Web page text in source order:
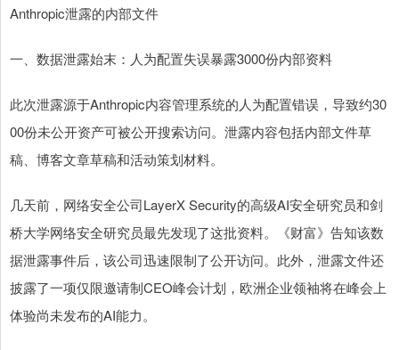
Anthropic泄露的内部文件
一、数据泄露始末：人为配置失误暴露3000份内部资料
此次泄露源于Anthropic内容管理系统的人为配置错误，导致约30
00份未公开资产可被公开搜索访问。泄露内容包括内部文件草
稿、博客文章草稿和活动策划材料。
几天前，网络安全公司LayerX Security的高级AI安全研究员和剑
桥大学网络安全研究员最先发现了这批资料。《财富》告知该数
据泄露事件后，该公司迅速限制了公开访问。此外，泄露文件还
披露了一项仅限邀请制CEO峰会计划，欧洲企业领袖将在峰会上
体验尚未发布的AI能力。